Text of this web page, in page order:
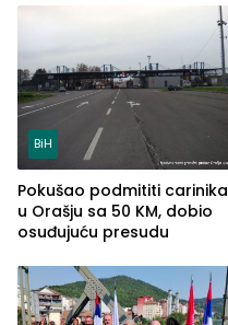
BiH
Pokušao podmititi carinika
u Orašju sa 50 KM, dobio
osuđujuću presudu